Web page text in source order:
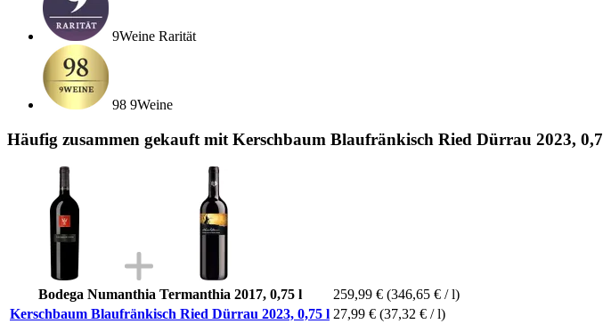
9Weine Rarität
98 9Weine
Häufig zusammen gekauft mit Kerschbaum Blaufränkisch Ried Dürrau 2023,
Bodega Numanthia Termanthia 2017, 0,75 l 259,99 € (346,65 € / l)
Kerschbaum Blaufränkisch Ried Dürrau 2023, 0,75 l 27,99 € (37,32 € / l)